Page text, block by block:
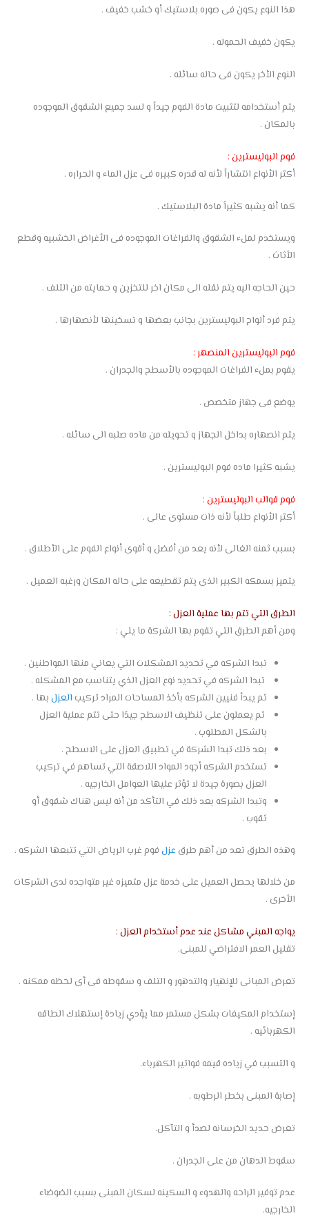
هذا النوع يكون فى صوره بلاستيك أو خشب خفيف .
يكون خفيف الحموله .
النوع الأخر يكون فى حاله سائله .
يتم أستخدامه لتثبيت مادة الفوم جيداً و لسد جميع الشقوق الموجوده
بالمكان .
فوم البوليسترين :
أكثر الأنواع انتشاراً لأنه له قدره كبيره فى عزل الماء و الحراره .
كما أنه يشبه كثيراً مادة البلاستيك .
ويستخدم لملء الشقوق والفراغات الموجوده فى الأغراض الخشبيه وقطع
الأثاث .
حين الحاجه اليه يتم نقله الى مكان اخر للتخزين و حمايته من التلف .
يتم فرد ألواح البوليسترين بجانب بعضها و تسخينها لأنصهارها .
فوم البوليسترين المنصهر :
يقوم بملء الفراغات الموجوده بالأسطح والجدران .
يوضع فى جهاز متخصص .
يتم انصهاره بداخل الجهاز و تحويله من ماده صلبه الى سائله .
يشبه كثيرا ماده فوم البوليسترين .
فوم قوالب البوليسترين :
أكثر الأنواع طلباً لأنه ذات مستوى عالى .
بسبب ثمنه الغالى لأنه يعد من أفضل و أقوى أنواع الفوم على الأطلاق .
يتميز بسمكه الكبير الذى يتم تقطيعه على حاله المكان ورغبه العميل .
الطرق التي تتم بها عملية العزل :
ومن أهم الطرق التي تقوم بها الشركة ما يلي :
تبدا الشركه في تحديد المشكلات التي يعاني منها المواطنين .
تبدا الشركه في تحديد نوع العزل الذي يتناسب مع المشكله .
ثم يبدأ فنيين الشركه بأخذ المساحات المراد تركيب العزلبها .
ثم يعملون على تنظيف الاسطح جيدًا حتى تتم عملية العزل
بالشكل المطلوب .
بعد ذلك تبدا الشركة في تطبيق العزل على الاسطح .
تستخدم الشركه أجود المواد اللاصقة التي تساهم في تركيب
العزل بصورة جيدة لا تؤثر عليها العوامل الخارجيه .
وتبدا الشركه بعد ذلك في التأكد من أنه ليس هناك شقوق أو
ثقوب .
وهذه الطرق تعد من أهم طرق عزلفوم غرب الرياض التي تتبعها الشركه .
من خلالها يحصل العميل على خدمة عزل متميزه غير متواجده لدى الشركات
الأخرى .
يواجه المبني مشاكل عند عدم أستخدام العزل :
تقليل العمر الافتراضي للمبنى.
تعرض المبانى للإنهيار والتدهور و التلف و سقوطه فى أى لحظه ممكنه .
إستخدام المكيفات بشكل مستمر مما يؤدي زيادة إستهلاك الطاقه
الكهربائيه .
و التسبب في زياده قيمه فواتير الكهرباء.
إصابة المبنى بخطر الرطوبه .
تعرض حديد الخرسانه لصدأ و التآكل.
سقوط الدهان من على الجدران .
عدم توفير الراحه والهدوء و السكينه لسكان المبنى بسبب الضوضاء
الخارجيه.